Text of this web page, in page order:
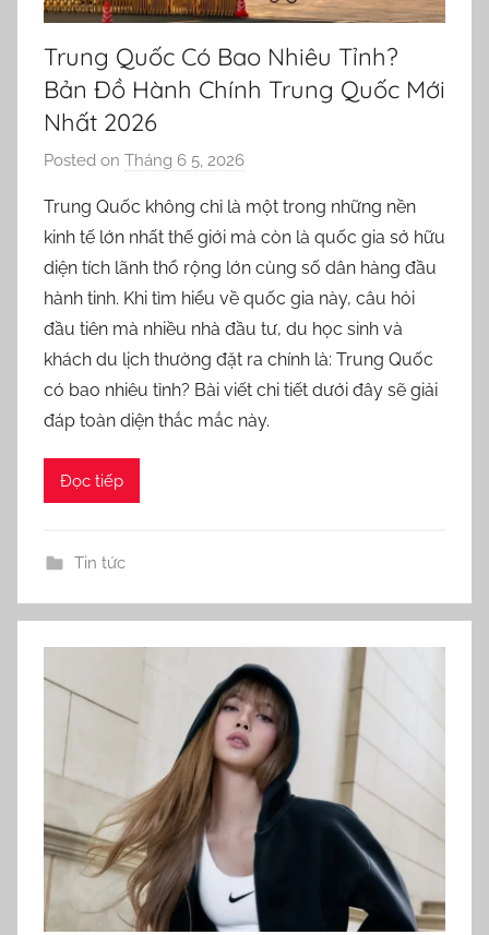
Trung Quốc Có Bao Nhiêu Tỉnh?
Bản Đồ Hành Chính Trung Quốc Mới
Nhất 2026
Posted on Tháng 6 5, 2026
o
r
n
e
l
l
a
Trung Quốc không chỉ là một trong những nền
kinh tế lớn nhất thế giới mà còn là quốc gia sở hữu
diện tích lãnh thổ rộng lớn cùng số dân hàng đầu
hành tinh. Khi tìm hiểu về quốc gia này, câu hỏi
đầu tiên mà nhiều nhà đầu tư, du học sinh và
khách du lịch thường đặt ra chính là: Trung Quốc
có bao nhiêu tỉnh? Bài viết chi tiết dưới đây sẽ giải
đáp toàn diện thắc mắc này.
Đọc tiếp
Tin tức